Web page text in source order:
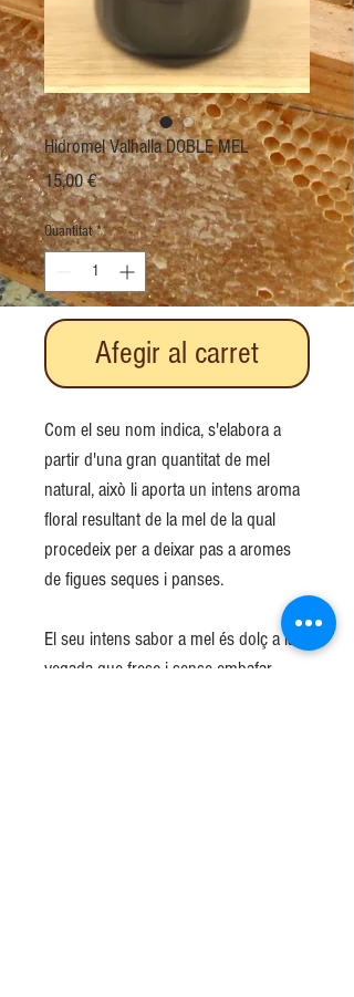
Hidromel Valhalla DOBLE MEL
15,00 €Price
Quantitat *
Afegir al carret
Com el seu nom indica, s'elabora a
partir d'una gran quantitat de mel
natural, això li aporta un intens aroma
floral resultant de la mel de la qual
procedeix per a deixar pas a aromes
de figues seques i panses.
El seu intens sabor a mel és dolç a la
vegada que fresc i sense embafar,